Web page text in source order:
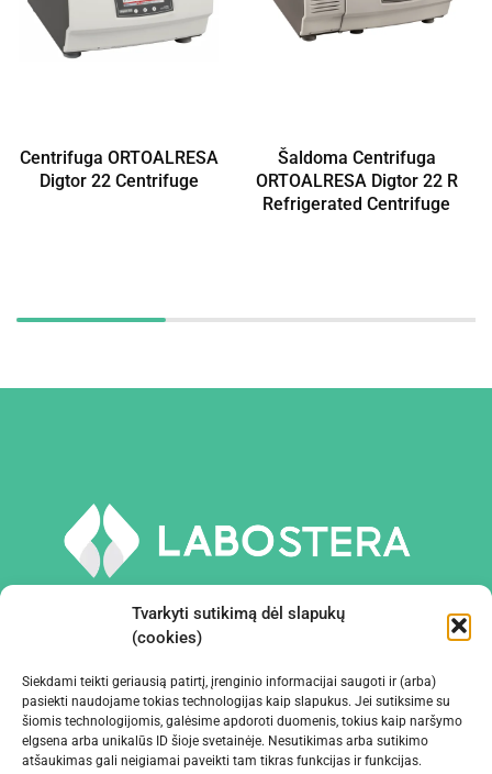
Tvarkyti sutikimą dėl slapukų
(cookies)
Siekdami teikti geriausią patirtį, įrenginio informacijai saugoti ir (arba)
pasiekti naudojame tokias technologijas kaip slapukus. Jei sutiksime su
šiomis technologijomis, galėsime apdoroti duomenis, tokius kaip naršymo
elgsena arba unikalūs ID šioje svetainėje. Nesutikimas arba sutikimo
atšaukimas gali neigiamai paveikti tam tikras funkcijas ir funkcijas.
Centrifuga ORTOALRESA
Digtor 22 Centrifuge
Šaldoma Centrifuga
ORTOALRESA Digtor 22 R
Refrigerated Centrifuge
PRIEMONĖS IR ĮRANGA
ĮMONĖ